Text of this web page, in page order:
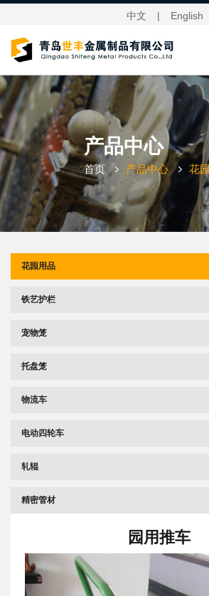
中文 | English
产品中心
首页 产品中心 花
花园用品
铁艺护栏
宠物笼
托盘笼
物流车
电动四轮车
轧辊
精密管材
园用推车